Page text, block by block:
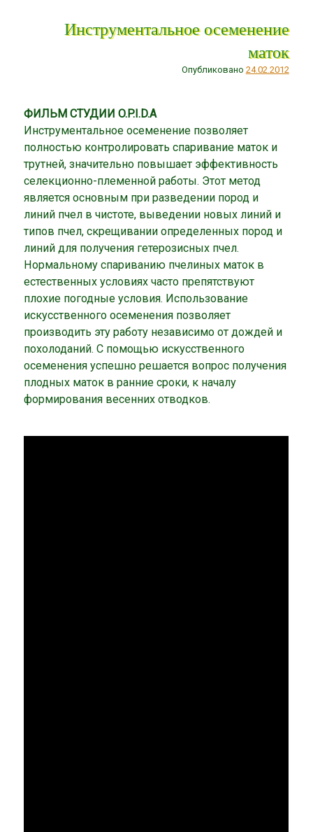
Инструментальное осеменение
маток
Опубликовано 24.02.2012
ФИЛЬМ СТУДИИ O.P.I.D.A
Инструментальное осеменение позволяет
полностью контролировать спаривание маток и
трутней, значительно повышает эффективность
селекционно-племенной работы. Этот метод
является основным при разведении пород и
линий пчел в чистоте, выведении новых линий и
типов пчел, скрещивании определенных пород и
линий для получения гетерозисных пчел.
Нормальному спариванию пчелиных маток в
естественных условиях часто препятствуют
плохие погодные условия. Использование
искусственного осеменения позволяет
производить эту работу независимо от дождей и
похолоданий. С помощью искусственного
осеменения успешно решается вопрос получения
плодных маток в ранние сроки, к началу
формирования весенних отводков.